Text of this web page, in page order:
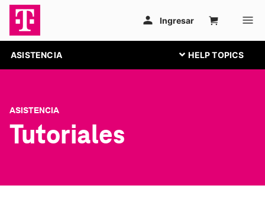
ASISTENCIA
ASISTENCIA
Tutoriales